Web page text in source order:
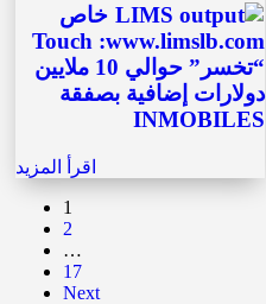
خاص
Touch :www.limslb.com
“تخسر” حوالي 10 ملايين
دولارات إضافية بصفقة
INMOBILES
اقرأ المزيد
1
2
…
17
Next